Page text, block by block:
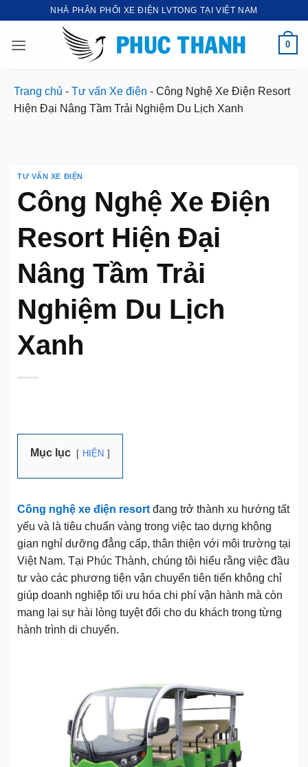
nội
NHÀ PHÂN PHỐI XE ĐIỆN LVTONG TẠI VIỆT NAM
0
Trang chủ - Tư vấn Xe điện - Công Nghệ Xe Điện Resort
Hiện Đại Nâng Tầm Trải Nghiệm Du Lịch Xanh
TƯ VẤN XE ĐIỆN
Công Nghệ Xe Điện
Resort Hiện Đại
Nâng Tầm Trải
Nghiệm Du Lịch
Xanh
Mục lục HIỆN
Công nghệ xe điện resort đang trở thành xu hướng tất
yếu và là tiêu chuẩn vàng trong việc tao dựng không
gian nghỉ dưỡng đẳng cấp, thân thiện với môi trường tại
Việt Nam. Tại Phúc Thành, chúng tôi hiểu rằng việc đầu
tư vào các phương tiện vận chuyển tiên tiến không chỉ
giúp doanh nghiệp tối ưu hóa chi phí vận hành mà còn
mang lại sự hài lòng tuyệt đối cho du khách trong từng
hành trình di chuyển.